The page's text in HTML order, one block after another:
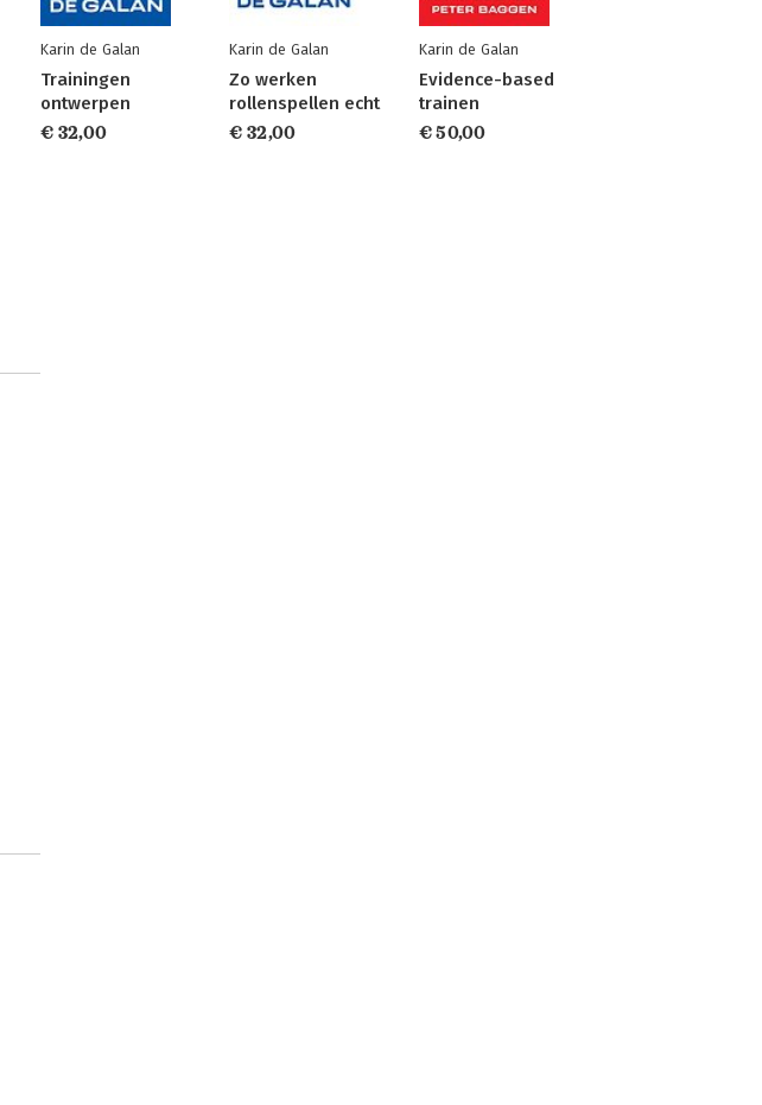
Karin de Galan
Trainingen
ontwerpen
€ 32,00
Karin de Galan
Zo werken
rollenspellen echt
€ 32,00
Karin de Galan
Evidence-based
trainen
€ 50,00